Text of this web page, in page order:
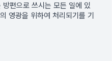
편으로 쓰시는 모든 일에 있
영광을 위하여 처리되기를 기